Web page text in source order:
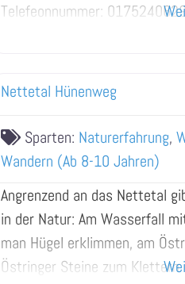
Telefeonnummer:
Nettetal Hünenweg
Sparten: Naturerfahrung,
Wandern (Ab 8-10 Jahren)
Angrenzend an das Nettetal
in der Natur: Am Wasserfall
man Hügel erklimmen, am
Östringer Steine zum Klettern